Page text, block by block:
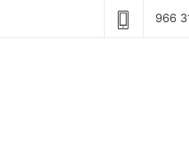
966